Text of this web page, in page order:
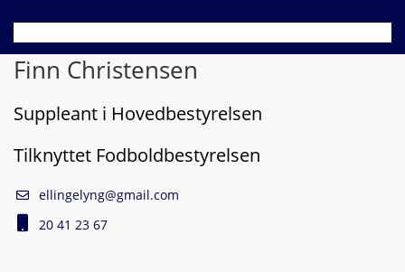
Finn Christensen
Suppleant i Hovedbestyrelsen
Tilknyttet Fodboldbestyrelsen
ellingelyng@gmail.com
20 41 23 67